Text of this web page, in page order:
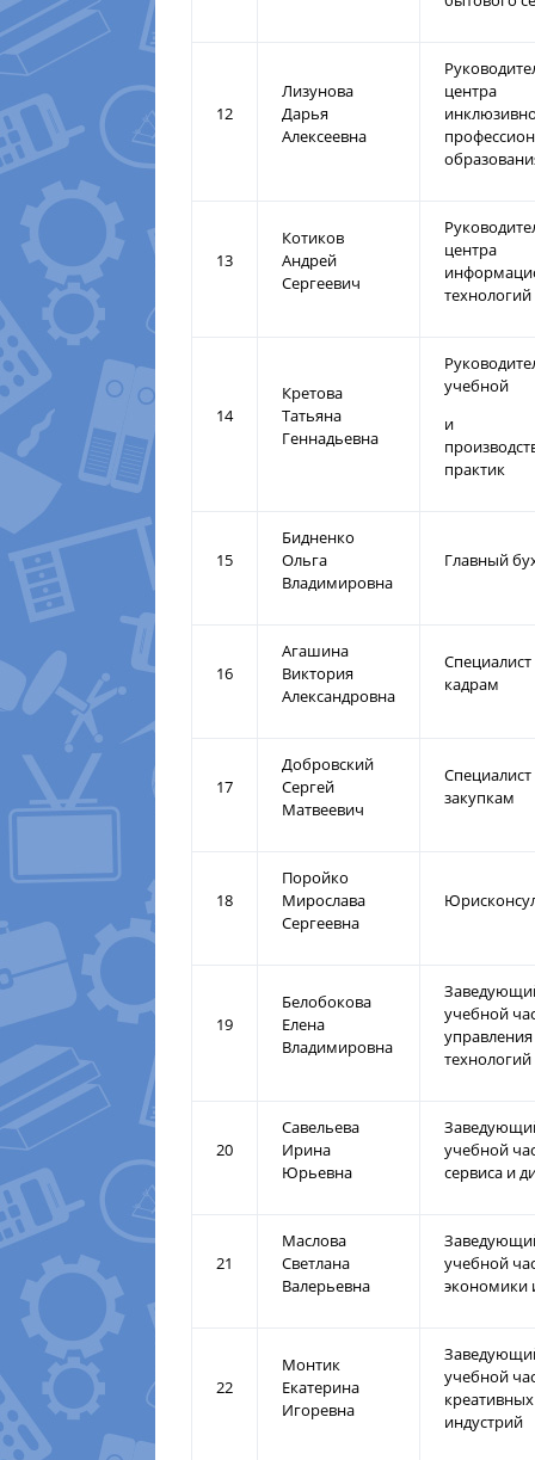
12
Лизунова
Дарья
Алексеевна
центра
13
Котиков
Андрей
Сергеевич
центра
технологий
14
Кретова
Татьяна
Геннадьевна
учебной
и
практик
15
Бидненко
Ольга
Владимировна
Главный
16
Агашина
Виктория
Александровна
кадрам
17
Добровский
Сергей
Матвеевич
закупкам
18
Поройко
Мирослава
Сергеевна
19
Белобокова
Елена
Владимировна
учебной
технологий
20
Савельева
Ирина
Юрьевна
учебной
сервиса и
21
Маслова
Светлана
Валерьевна
учебной
экономики
22
Монтик
Екатерина
Игоревна
учебной
креативных
индустрий